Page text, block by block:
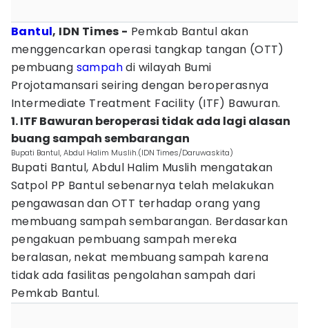
Bantul, IDN Times - Pemkab Bantul akan
menggencarkan operasi tangkap tangan (OTT)
pembuang sampahdi wilayah Bumi
Projotamansari seiring dengan beroperasnya
Intermediate Treatment Facility (ITF) Bawuran.
1. ITF Bawuran beroperasi tidak ada lagi alasan
buang sampah sembarangan
Bupati Bantul, Abdul Halim Muslih.(IDN Times/Daruwaskita)
Bupati Bantul, Abdul Halim Muslih mengatakan
Satpol PP Bantul sebenarnya telah melakukan
pengawasan dan OTT terhadap orang yang
membuang sampah sembarangan. Berdasarkan
pengakuan pembuang sampah mereka
beralasan, nekat membuang sampah karena
tidak ada fasilitas pengolahan sampah dari
Pemkab Bantul.